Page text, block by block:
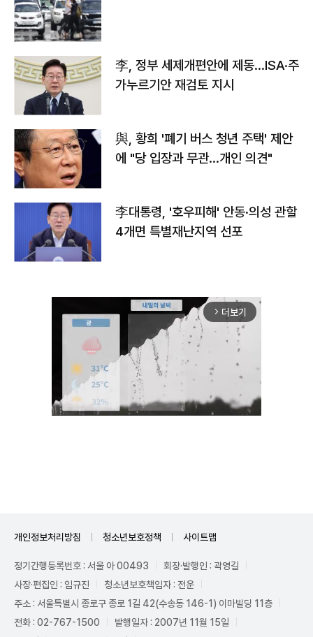
李, 정부 세제개편안에 제동…ISA·주
가누르기안 재검토 지시
與, 황희 '폐기 버스 청년 주택' 제안
에 "당 입장과 무관…개인 의견"
李대통령, '호우피해' 안동·의성 관할
4개면 특별재난지역 선포
arrow_forward_ios 더보기
개인정보처리방침 청소년보호정책 사이트맵
정기간행등록번호 : 서울 아 00493
회장·발행인 : 곽영길
사장·편집인 : 임규진
청소년보호책임자 : 전운
주소 : 서울특별시 종로구 종로 1길 42(수송동 146-1) 이마빌딩 11층
전화 : 02-767-1500
발행일자 : 2007년 11월 15일